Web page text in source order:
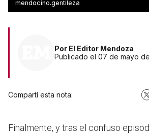
mendocino.gentileza
Por El Editor Mendoza
Publicado el 07 de mayo
Compartí esta nota:
Finalmente, y tras el confuso